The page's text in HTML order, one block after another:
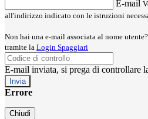
E-mail
all'indirizzo indicato con le istruzioni
Non hai una e-mail associata al nome
tramite la Login Spaggiari
E-mail inviata, si prega di controllare
Errore
Chiudi